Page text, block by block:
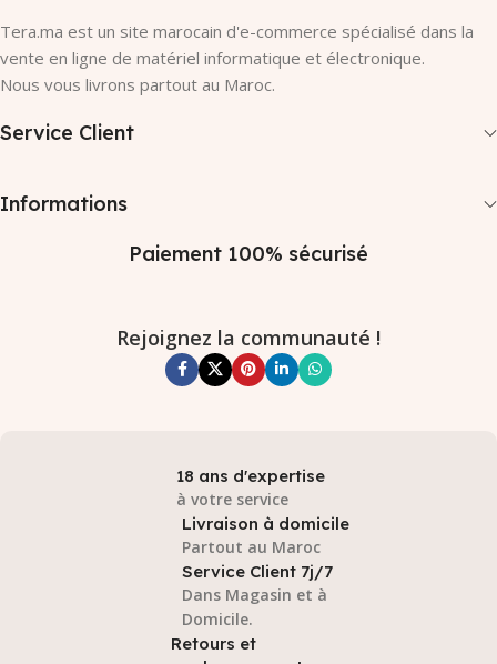
Tera.ma est un site marocain d'e-commerce spécialisé dans la
vente en ligne de matériel informatique et électronique.
Nous vous livrons partout au Maroc.
Service Client
Informations
Paiement 100% sécurisé
Rejoignez la communauté !
18 ans d'expertise
à votre service
Livraison à domicile
Partout au Maroc
Service Client 7j/7
Dans Magasin et à
Domicile.
Retours et